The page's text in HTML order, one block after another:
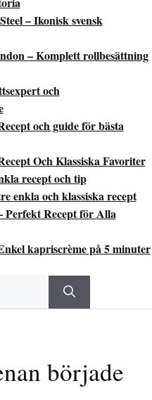
– Ikonisk svensk
– Komplett rollbesättning
och
och guide för bästa
Och Klassiska Favoriter
recept och tip
enkla och klassiska recept
Perfekt Recept för Alla
kapriscrème på 5 minuter
började